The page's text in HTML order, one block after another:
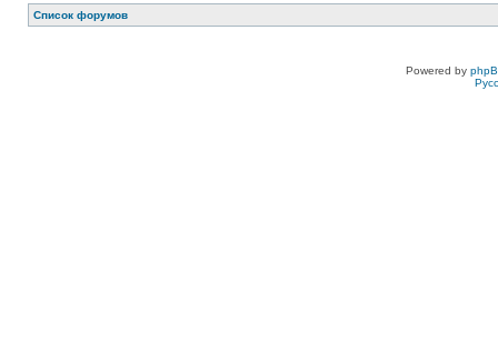
Список форумов
Powered by